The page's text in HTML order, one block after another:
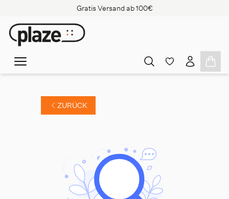
Gratis Versand ab 100€
ZURÜCK